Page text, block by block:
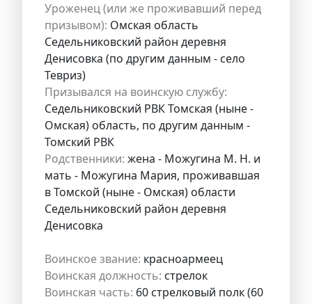
Уроженец (или же проживавший перед
призывом): Омская область
Седельниковский район деревня
Денисовка (по другим данным - село
Тевриз)
Призывался на воинскую службу:
Седельниковский РВК Томская (ныне -
Омская) область, по другим данным -
Томский РВК
Родственники: жена - Можугина М. Н. и
мать - Можугина Мария, проживавшая
в Томской (ныне - Омская) области
Седельниковский район деревня
Денисовка
Воинское звание: красноармеец
Воинская должность: стрелок
Воинская часть: 60 стрелковый полк (60